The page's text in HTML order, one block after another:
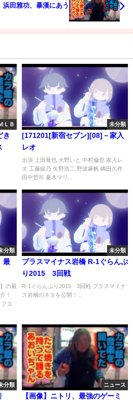
浜田雅功、暴漢にあう
ＭＬＢ
き
未分類
[171201[新宿セブン][08]－家入
レオ
出演 上田竜也 大野いと 中村倫也 家入レ
オ 工藤綾乃 矢野浩二 野波麻帆 嶋田久作
田中哲司 夏木マリ...
分類
最
の最
！
エ
未分類
プラスマイナス岩橋 R-1ぐらんぷ
り2015 3回戦
R-1ぐらんぷり2015 3回戦 プラスマイナ
ス岩橋のネタを公開！...
分類 ニュース
【画像】ニトリ、最強のゲーミ